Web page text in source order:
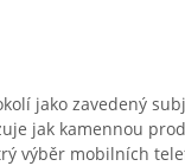
jako zavedený
jak kamennou
výběr mobilních